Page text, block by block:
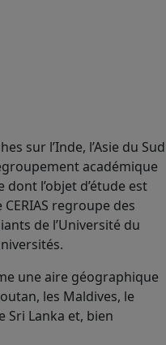
sur l’Inde, l’Asie du Sud
académique
l’objet d’étude est
regroupe des
de l’Université du
une aire géographique
les Maldives, le
Sri Lanka et, bien